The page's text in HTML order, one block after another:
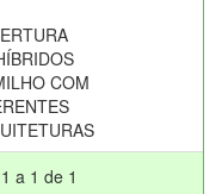
COM
a 1 de 1